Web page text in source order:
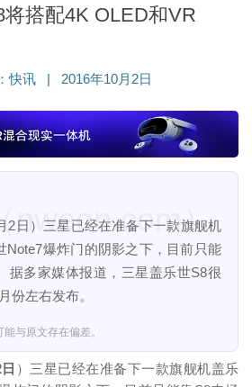
搭配4K OLED和VR
快讯 2016年10月2日
2日）三星已经在准备下一款旗舰机
Note7爆炸门的阴影之下，目前只能
据多家媒体报道，三星盖乐世S8很
份左右发布。
与原文存在偏差。
）三星已经在准备下一款旗舰机盖乐
nweon.com）